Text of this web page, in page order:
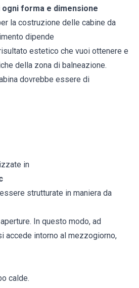
ogni forma e dimensione
la costruzione delle cabine da
dipende
estetico che vuoi ottenere e
della zona di balneazione.
dovrebbe essere di
in
strutturate in maniera da
In questo modo, ad
accede intorno al mezzogiorno,
calde.